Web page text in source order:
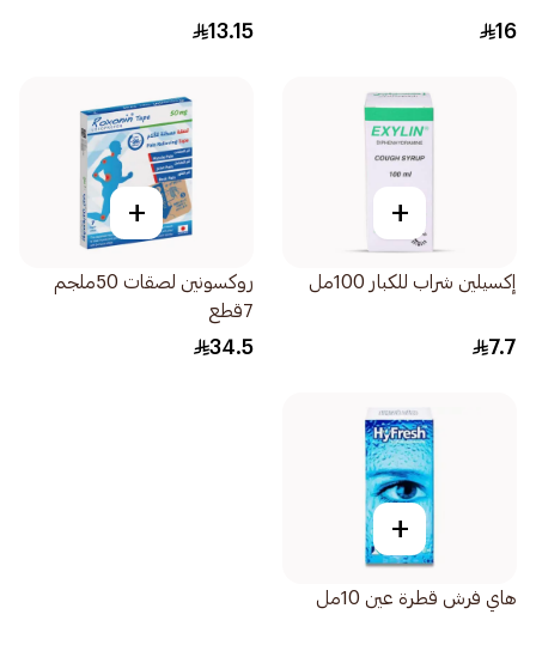
16
13.15
+
إكسيلين شراب للكبار 100مل
7.7
+
روكسونين لصقات 50ملجم
7قطع
34.5
+
هاي فرش قطرة عين 10مل